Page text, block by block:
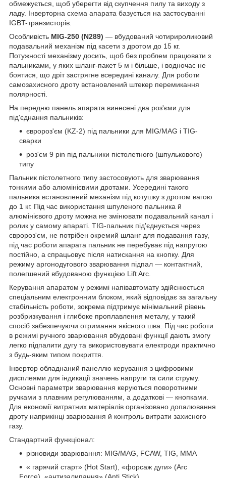
обмежується, щоб уберегти від скупчення пилу та виходу з
ладу. Інверторна схема апарата базується на застосуванні
IGBT-транзисторів.
Особливість MIG-250 (N289) — вбудований чотирироликовий
подавальний механізм під касети з дротом до 15 кг.
Потужності механізму досить, щоб без проблем працювати з
пальниками, у яких шланг-пакет 5 м і більше, і водночас не
боятися, що дріт застрягне всередині каналу. Для роботи
самозахисного дроту встановлений штекер перемикання
полярності.
На передню панель апарата винесені два роз'єми для
під'єднання пальників:
євророз'єм (KZ-2) під пальники для MIG/MAG і TIG-
сварки
роз'єм 9 pin під пальники пістолетного (шпулькового)
типу
Пальник пістолетного типу застосовують для зварювання
тонкими або алюмінієвими дротами. Усередині такого
пальника встановлений механізм під котушку з дротом вагою
до 1 кг. Під час використання шпуленого пальника й
алюмінієвого дроту можна не змінювати подавальний канал і
ролик у самому апараті. TIG-пальник під'єднується через
євророз'єм, не потрібен окремий шланг для подавання газу,
під час роботи апарата пальник не перебуває під напругою
постійно, а спрацьовує після натискання на кнопку. Для
режиму аргонодугового зварювання підпал — контактний,
полегшений вбудованою функцією Lift Arc.
Керування апаратом у режимі напівавтомату здійснюється
спеціальним електронним блоком, який відповідає за загальну
стабільність роботи, зокрема підтримує мінімальний рівень
розбризкування і глибоке проплавлення металу, у такий
спосіб забезпечуючи отримання якісного шва. Під час роботи
в режимі ручного зварювання вбудовані функції дають змогу
легко підпалити дугу та використовувати електроди практично
з будь-яким типом покриття.
Інвертор обладнаний панеллю керування з цифровими
дисплеями для індикації значень напруги та сили струму.
Основні параметри зварювання керуються поворотними
ручками з плавним регулюванням, а додаткові — кнопками.
Для економії витратних матеріалів організовано допалювання
дроту наприкінці зварювання й контроль витрати захисного
газу.
Стандартний функціонал:
різновиди зварювання: MIG/MAG, FCAW, TIG, MMA
« гарячий старт» (Hot Start), «форсаж дуги» (Arc